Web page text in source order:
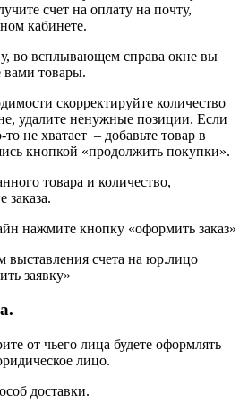
счет на оплату на почту,
кабинете.
во всплывающем справа окне вы
вами товары.
скорректируйте количество
удалите ненужные позиции. Если
не хватает – добавьте товар в
кнопкой «продолжить покупки».
товара и количество,
заказа.
нажмите кнопку «оформить заказ»
выставления счета на юр.лицо
заявку»
от чьего лица будете оформлять
лицо.
доставки.